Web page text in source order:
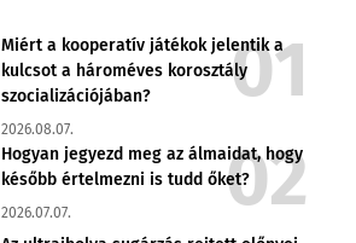
Miért a kooperatív játékok jelentik a
kulcsot a hároméves korosztály
szocializációjában?
2026.08.07.
Hogyan jegyezd meg az álmaidat, hogy
később értelmezni is tudd őket?
2026.07.07.